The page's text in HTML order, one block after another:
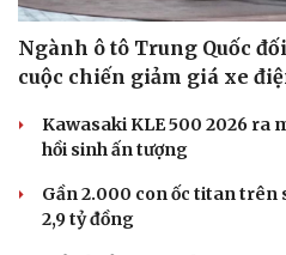
Ngành ô tô Trung Quốc
cuộc chiến giảm giá xe
Kawasaki KLE 500 2026 ra
hồi sinh ấn tượng
Gần 2.000 con ốc titan trên
2,9 tỷ đồng